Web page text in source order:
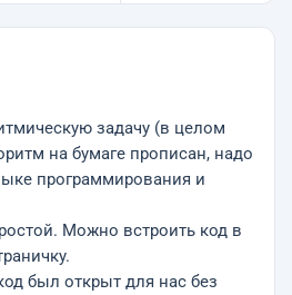
задачу (в целом
на бумаге прописан, надо
программирования и
Можно встроить код в
был открыт для нас без